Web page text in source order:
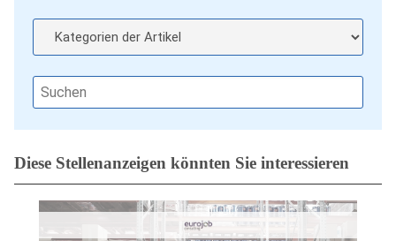
Diese Stellenanzeigen könnten Sie interessieren